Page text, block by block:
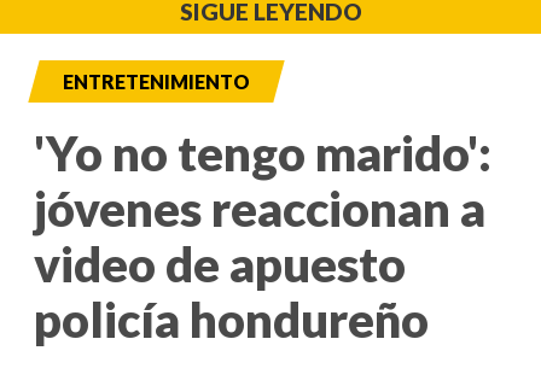
SIGUE LEYENDO
ENTRETENIMIENTO
'Yo no tengo marido':
jóvenes reaccionan a
video de apuesto
policía hondureño